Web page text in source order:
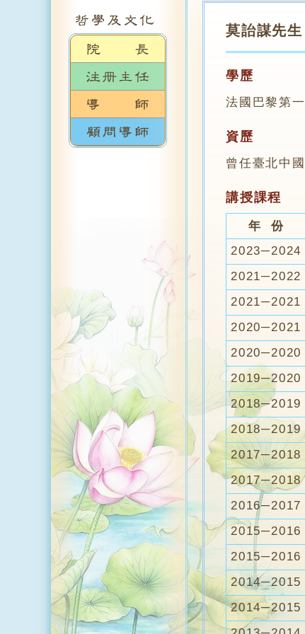
莫詒謀先生
學歷
法國巴黎第
資歷
曾任臺北中
講授課程
年 份
2023─2024
2021─2022
2021─2021
2020─2021
2020─2020
2019─2020
2018─2019
2018─2019
2017─2018
2017─2018
2016─2017
2015─2016
2015─2016
2014─2015
2014─2015